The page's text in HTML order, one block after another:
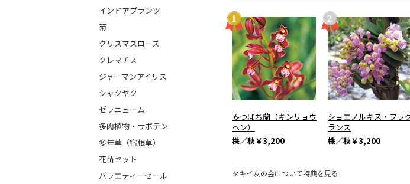
インドアプランツ
菊
クリスマスローズ
クレマチス
ジャーマンアイリス
シャクヤク
ゼラニューム
多肉植物・サボテン
多年草（宿根草）
花苗セット
バラエティーセール
みつばち蘭（キンリョウ
ヘン）
株／秋￥3,200
ショエノルキス・フラ
ランス
株／秋￥3,200
タキイ友の会について特典を見る